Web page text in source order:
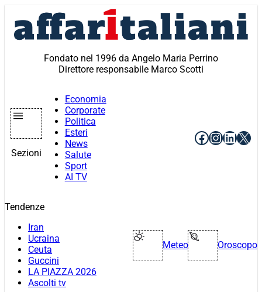
contenuto
Fondato nel 1996 da Angelo Maria Perrino
Direttore responsabile Marco Scotti
Sezioni
Economia
Corporate
Politica
Esteri
News
Salute
Sport
AI TV
Facebook
X
Tendenze
Iran
Ucraina
Ceuta
Guccini
LA PIAZZA 2026
Ascolti tv
Meteo Oroscopo